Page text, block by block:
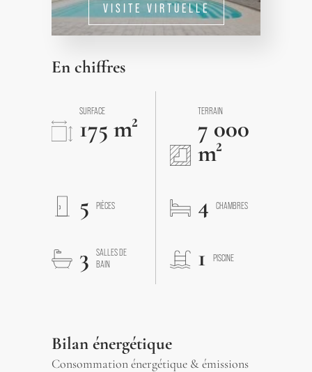
VISITE VIRTUELLE
En chiffres
SURFACE
175 m²
TERRAIN
7 000
m²
5
PIÈCES 4 CHAMBRES
3
SALLES DE
BAIN
1 PISCINE
Bilan énergétique
Consommation énergétique & émissions